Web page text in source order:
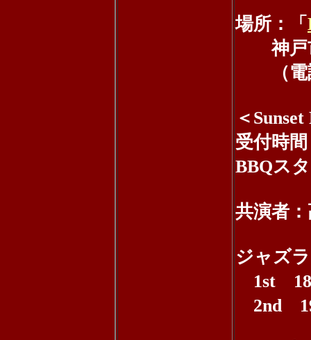
場所：「
神戸市
（電話
＜
受付時
BBQス
共演者
ジャズ
1st 18
2nd 19